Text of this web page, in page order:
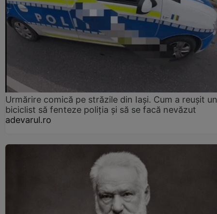
Urmărire comică pe străzile din Iași. Cum a reușit un
biciclist să fenteze poliția și să se facă nevăzut
adevarul.ro